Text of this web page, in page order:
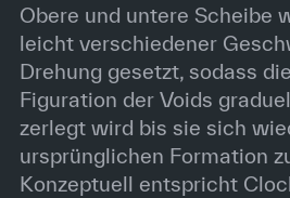
Obere und untere Scheibe
leicht verschiedener
Drehung gesetzt, sodass
Figuration der Voids
zerlegt wird bis sie sich
ursprünglichen Formation
Konzeptuell entspricht